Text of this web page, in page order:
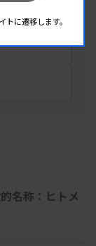
名称：ヒトメ
に遷移します。